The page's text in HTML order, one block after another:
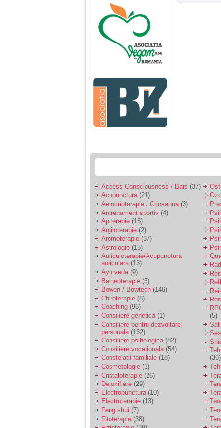
ani, privind in urma
realizez cat de multe
greseli am facut in
educatia si cresterea
ei, am fost o mama
egoista, preocupata
de implinirea
profesionala, cand ea
era mica am neglijat-
agresiva, orice
greseala era taxata cu
o palma sau pedepse.
De 4 ani am o relatie
serioasa cu un barbat
sa se manifeste o
Ma aflu aici pentru ca
vreau sa stiu daca am
nevoie de un psiholog
sau psihiatru.
Sunt casatorita, am
31 de ani si un copil in
varsta de 2 ani care
mi-e lumina ochilor.
De ceva timp simt ca
mi s-a adunat
oboseala, o oboseala
cronica de care nu pot
scapa si simt ca din
cauza ei nu pot
controla nervii si
cateodata are copilul
de suferit.
Am o bariera peste
care nu pot trece:
prietena mea a ramas
insarcinata cu o fata.
Am fost de comun
acord sa facem un
copil, cu gandul ca e
baiat.
Access Consciousness / Bars (37)
Acupunctura(21)
Aerocrioterapie / Criosauna (3)
Antrenament sportiv (4)
Apiterapie (15)
Argiloterapie (2)
Aromoterapie (37)
Astrologie (15)
Auriculoterapie/Acupunctura
auriculara(13)
Ayurveda(9)
Balneoterapie (5)
Bowen / Bowtech (146)
Chiroterapie (8)
Coaching (96)
Consiliere genetica(1)
Consiliere pentru dezvoltare
personala (132)
Consiliere psihologica(82)
Consiliere vocationala (54)
Constelatii familiale (18)
Cosmetologie (3)
Cristaloterapie (26)
Detoxifiere (29)
Electropunctura (10)
Electroterapie (13)
Feng shui (7)
Fitoterapie (38)
(5)
(36)